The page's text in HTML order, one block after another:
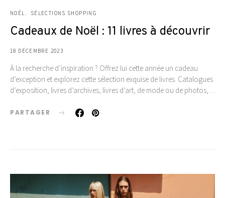
NOËL SÉLECTIONS SHOPPING
Cadeaux de Noël : 11 livres à découvrir
18 DÉCEMBRE 2023
À la recherche d’inspiration ? Offrez lui cette année un cadeau
d’exception et explorez cette sélection exquise de livres. Catalogues
d’exposition, livres d’archives, livres d’art, de mode ou de photos,…
PARTAGER